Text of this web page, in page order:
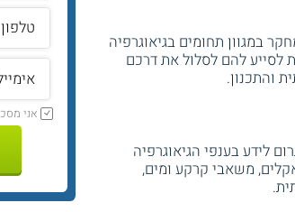
במגוון תחומים בגיאוגרפיה
לסייע להם לסלול את דרכם
והתכנון.
לידע בענפי הגיאוגרפיה
משאבי קרקע ומים,
אני